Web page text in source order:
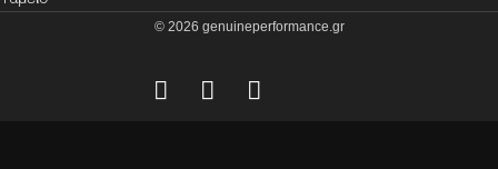
© 2026 genuineperformance.gr